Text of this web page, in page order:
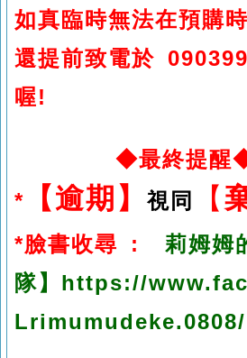
如真臨時無法在預購
還提前致電於
喔!
◆最終提醒
*
【逾期 】 視同 【
*臉書收尋 : 莉姆姆
隊】https://
Lrimumudeke.0808/